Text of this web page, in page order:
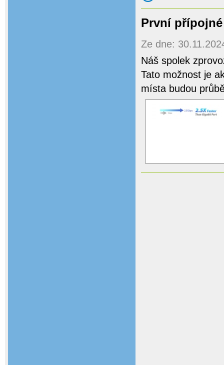
První
Ze dne:
Náš spolek
Tato možnost je
místa budou